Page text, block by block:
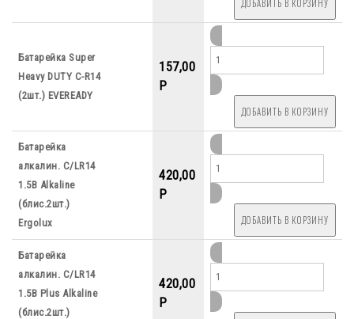
Батарейка Super
Heavy DUTY С-R14
(2шт.) EVEREADY
157,00
P
Батарейка
алкалин. C/LR14
1.5B Alkaline
(блис.2шт.)
Ergolux
420,00
P
Батарейка
алкалин. C/LR14
1.5B Plus Alkaline
(блис.2шт.)
420,00
P